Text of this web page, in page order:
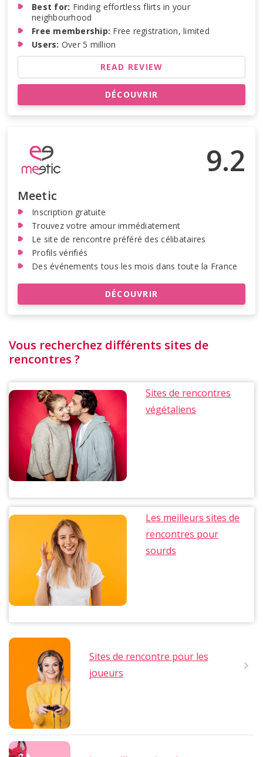
Best for: Finding effortless flirts in your
neighbourhood
Free membership: Free registration, limited
Users: Over 5 million
READ REVIEW
DÉCOUVRIR
9.2
Meetic
Inscription gratuite
Trouvez votre amour immédiatement
Le site de rencontre préféré des célibataires
Profils vérifiés
Des événements tous les mois dans toute la France
DÉCOUVRIR
Vous recherchez différents sites de
rencontres ?
Sites de rencontres
végétaliens
Les meilleurs sites de
rencontres pour
sourds
Sites de rencontre pour les
joueurs